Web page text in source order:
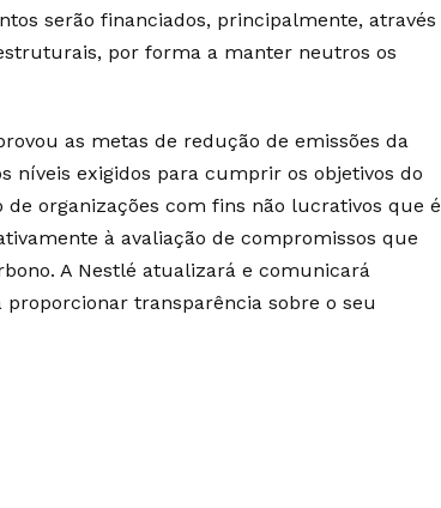
serão financiados, principalmente, através
por forma a manter neutros os
as metas de redução de emissões da
níveis exigidos para cumprir os objetivos do
de organizações com fins não lucrativos que é
à avaliação de compromissos que
A Nestlé atualizará e comunicará
transparência sobre o seu